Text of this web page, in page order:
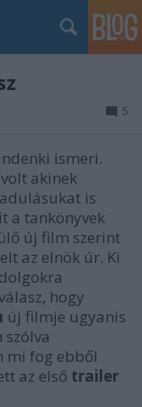
5
ismeri.
akinek
is
a tankönyvek
új film szerint
az elnök úr. Ki
hogy
új filmje ugyanis
mi fog ebből
az első trailer